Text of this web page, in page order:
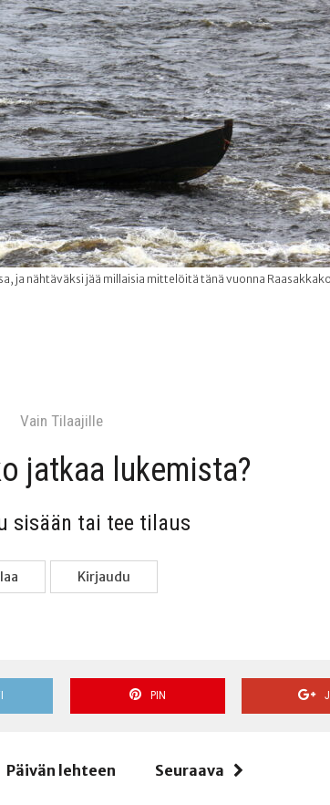
ja nähtäväksi jää millaisia mittelöitä tänä vuonna
Vain Tilaa­jil­le
jat­kaa lukemista?
sisään tai tee tilaus
Kir­jau­du
PIN
Päivän lehteen Seuraava